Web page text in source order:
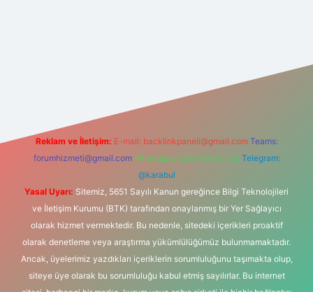
Reklam ve İletişim: E-mail: backlinkpaneli@gmail.com Teams:
forumhizmeti@gmail.com Whatsapp: 0262 606 0 726 Telegram:
@karabul
Yasal Uyarı: Sitemiz, 5651 Sayılı Kanun gereğince Bilgi Teknolojileri
ve İletişim Kurumu (BTK) tarafından onaylanmış bir Yer Sağlayıcı
olarak hizmet vermektedir. Bu nedenle, sitedeki içerikleri proaktif
olarak denetleme veya araştırma yükümlülüğümüz bulunmamaktadır.
Ancak, üyelerimiz yazdıkları içeriklerin sorumluluğunu taşımakta olup,
siteye üye olarak bu sorumluluğu kabul etmiş sayılırlar. Bu internet